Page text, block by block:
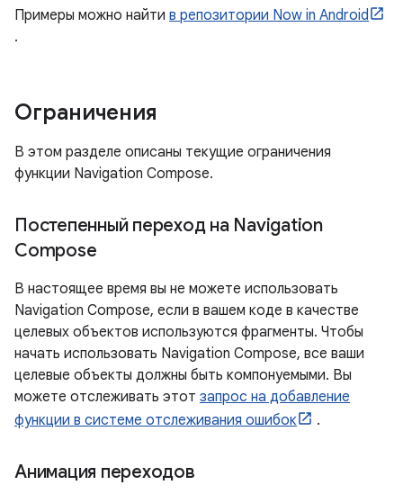
Примеры можно найти в репозитории Now in Android
.
Ограничения
В этом разделе описаны текущие ограничения
функции Navigation Compose.
Постепенный переход на Navigation
Compose
В настоящее время вы не можете использовать
Navigation Compose, если в вашем коде в качестве
целевых объектов используются фрагменты. Чтобы
начать использовать Navigation Compose, все ваши
целевые объекты должны быть компонуемыми. Вы
можете отслеживать этот запрос на добавление
функции в системе отслеживания ошибок
.
Анимация переходов